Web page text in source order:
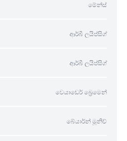
මේන්ස්
ආර්බී ලයිප්සිග්
ආර්බී ලයිප්සිග්
වෙයාඩෙර් බ්‍රෙමෙන්
බේයාර්න් මූනිච්